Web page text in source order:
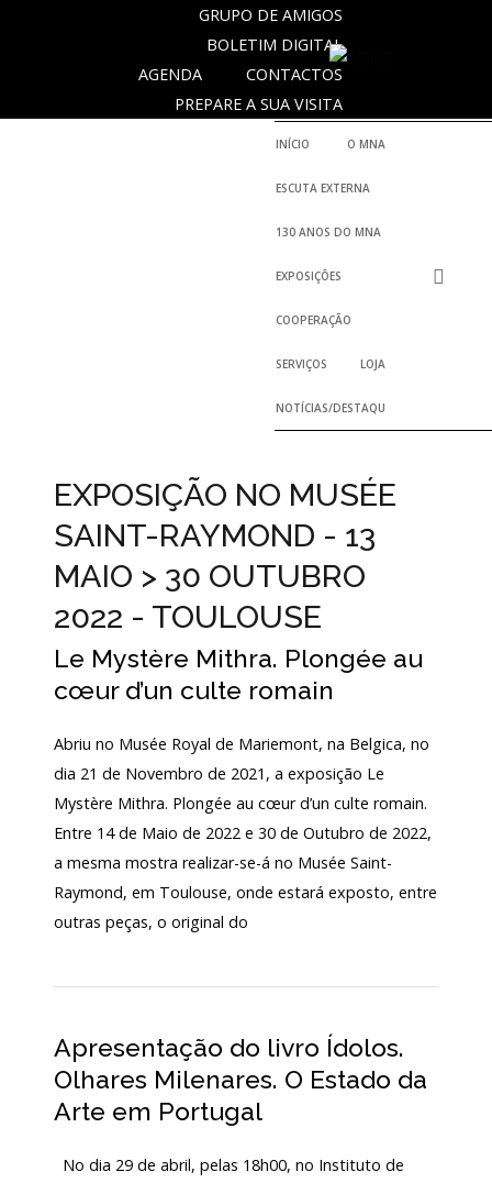
Login
Início
ESCUTA
ANOS
Exposições
Cooperação
Notícias/Destaques
GRUPO DE AMIGOS
BOLETIM DIGITAL
CONTACTOS
AGENDA
PREPARE A SUA VISITA
INÍCIO O MNA
ESCUTA EXTERNA
130 ANOS DO MNA
EXPOSIÇÕES
COOPERAÇÃO
SERVIÇOS LOJA
NOTÍCIAS/DESTAQUES
EXPOSIÇÃO NO MUSÉE
SAINT-RAYMOND - 13
MAIO > 30 OUTUBRO
2022 - TOULOUSE
Le Mystère Mithra. Plongée au
cœur d’un culte romain
Abriu no Musée Royal de Mariemont, na Belgica, no
dia 21 de Novembro de 2021, a exposição Le
Mystère Mithra. Plongée au cœur d’un culte romain.
Entre 14 de Maio de 2022 e 30 de Outubro de 2022,
a mesma mostra realizar-se-á no Musée Saint-
Raymond, em Toulouse, onde estará exposto, entre
outras peças, o original do
Apresentação do livro Ídolos.
Olhares Milenares. O Estado da
Arte em Portugal
No dia 29 de abril, pelas 18h00, no Instituto de